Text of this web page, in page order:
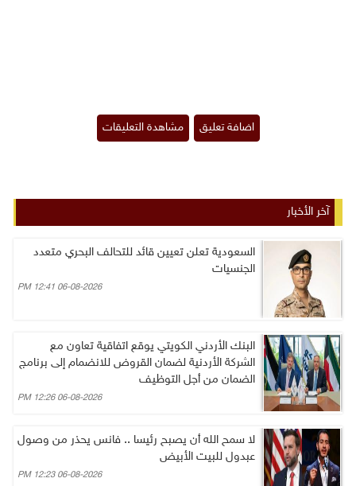
آخر الأخبار
السعودية تعلن تعيين قائد للتحالف البحري متعدد
الجنسيات
06-08-2026 12:41 PM
البنك الأردني الكويتي يوقع اتفاقية تعاون مع
الشركة الأردنية لضمان القروض للانضمام إلى برنامج
الضمان من أجل التوظيف
06-08-2026 12:26 PM
لا سمح الله أن يصبح رئيسا .. فانس يحذر من وصول
عبدول للبيت الأبيض
06-08-2026 12:23 PM